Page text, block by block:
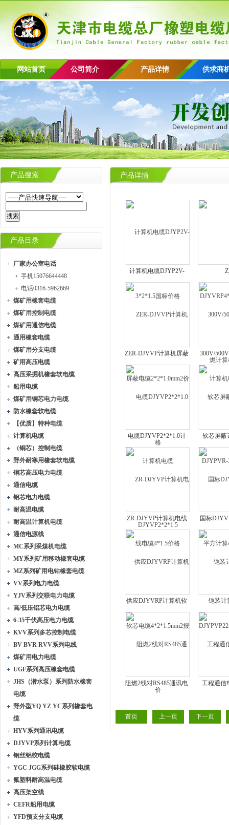
网站首页 公司简介 产品详情 供求商
产品搜索
产品目录
厂家办公室电话
手机15076644448
电话0316-5962669
煤矿用橡套电缆
煤矿用控制电缆
煤矿用通信电缆
通用橡套电缆
煤矿用分支电缆
矿用高压电缆
高压采掘机橡套软电缆
船用电缆
煤矿用铜芯电力电缆
防水橡套软电缆
【优质】特种电缆
计算机电缆
（铜芯）控制电缆
野外耐寒用橡套软电缆
铜芯高压电力电缆
通信电缆
铝芯电力电缆
耐高温电缆
耐高温计算机电缆
通信电源线
MC系列采煤机电缆
MY系列矿用移动橡套电缆
MZ系列矿用电钻橡套电缆
VV系列电力电缆
YJV系列交联电力电缆
高/低压铝芯电力电缆
6-35千伏高压电力电缆
KVV系列多芯控制电缆
BV BVR RVV系列电线
煤矿用电力电缆
UGF系列高压橡套电缆
JHS（潜水泵）系列防水橡套
电缆
野外型YQ YZ YC系列橡套电
缆
HYV系列通讯电缆
DJYVP系列计算电缆
钢丝铝绞电缆
YGC JGG系列硅橡胶软电缆
氟塑料耐高温电缆
高压架空线
CEFR船用电缆
YFD预支分支电缆
产品详情
计算机电缆DJYP2V-
3*2*1.5国标价格
燃计算
ZER-DJVVP计算机屏蔽
电缆2*2*1.0mm2价格
300V/
算机
电缆DJYVP2*2*1.0计
算机电缆
DJYVP2*2*1.5
软芯屏蔽
DJYPVR-
ZR-DJYVP计算机电线
电缆4*1.5价格
国标
方计算
供应DJYVRP计算机软
芯电缆4*2*1.5mm2报价
铠装计
阻燃2线对RS485通讯电
工程通信
首页 上一页 下一页